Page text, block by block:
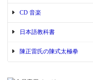
CD 音楽
日本語教科書
陳正雷氏の陳式太極拳